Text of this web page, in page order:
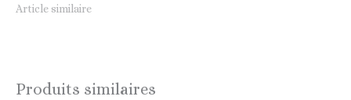
Article similaire
Produits similaires